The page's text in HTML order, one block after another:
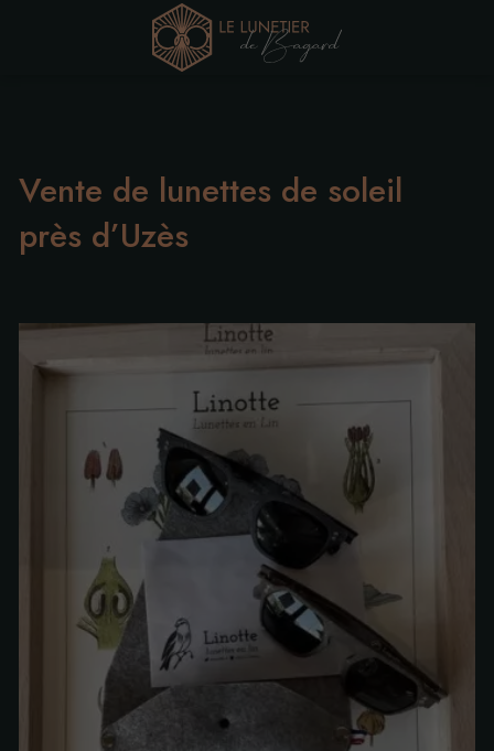
Vente de lunettes de soleil
près d’Uzès